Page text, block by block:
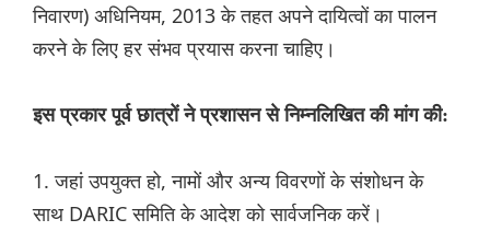
निवारण) अधिनियम, 2013 के तहत अपने दायित्वों का पालन
करने के लिए हर संभव प्रयास करना चाहिए।
इस प्रकार पूर्व छात्रों ने प्रशासन से निम्नलिखित की मांग की:
1. जहां उपयुक्त हो, नामों और अन्य विवरणों के संशोधन के
साथ DARIC समिति के आदेश को सार्वजनिक करें।